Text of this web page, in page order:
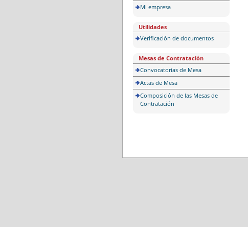
Mi empresa
Utilidades
Verificación de documentos
Mesas de Contratación
Convocatorias de Mesa
Actas de Mesa
Composición de las Mesas de
Contratación